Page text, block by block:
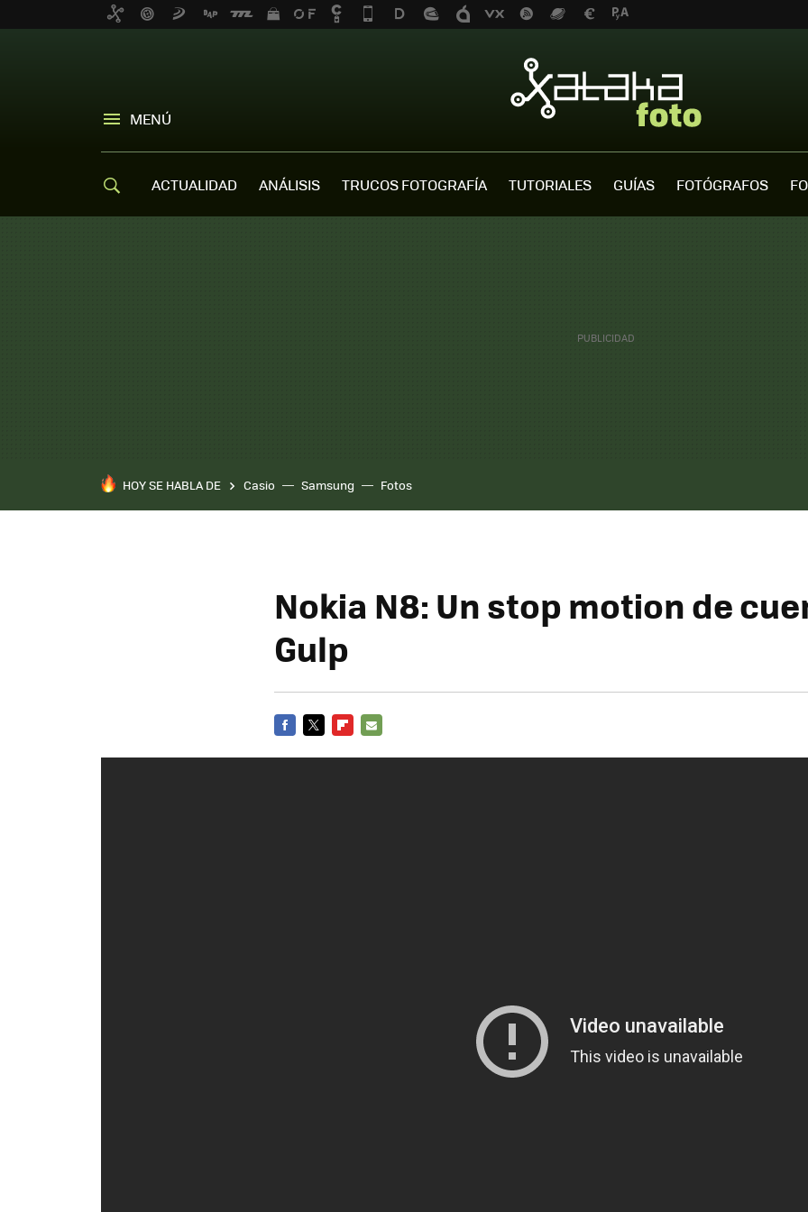
MENÚ
ACTUALIDAD ANÁLISIS TRUCOS FOTOGRAFÍA TUTORIALES GUÍAS FOTÓGRAFOS
HOY SE HABLA DE Casio Samsung Fotos
Nokia N8: Un stop motion de
Gulp